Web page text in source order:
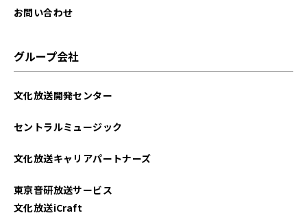
お問い合わせ
グループ会社
文化放送開発センター
セントラルミュージック
文化放送キャリアパートナーズ
東京音研放送サービス
文化放送iCraft